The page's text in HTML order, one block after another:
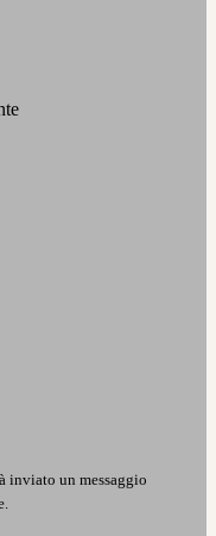
inviato un messaggio